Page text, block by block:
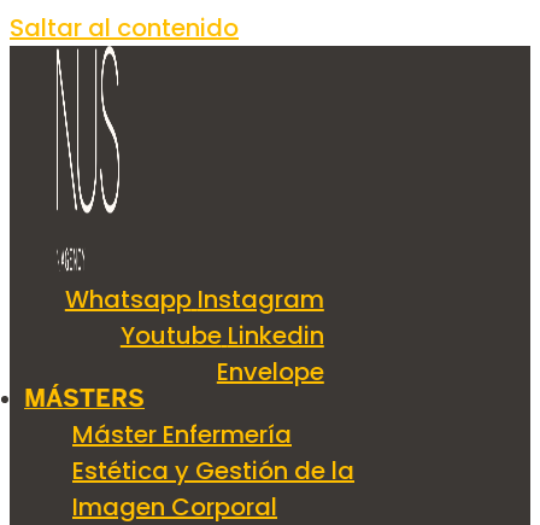
Saltar al contenido
Whatsapp Instagram
Youtube Linkedin
Envelope
MÁSTERS
Máster Enfermería
Estética y Gestión de la
Imagen Corporal